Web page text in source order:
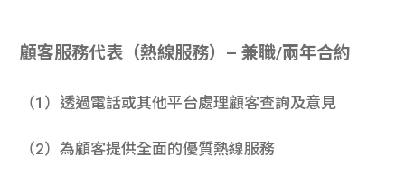
顧客服務代表（熱線服務） – 兼職/兩年合約
（1）透過電話或其他平台處理顧客查詢及意見
（2）為顧客提供全面的優質熱線服務